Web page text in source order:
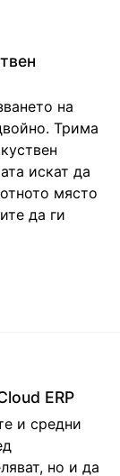
на
Трима
искат да
място
да ги
ERP
и средни
но и да